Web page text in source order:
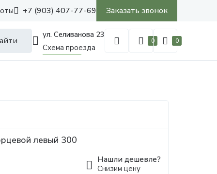
+7 (903) 407-77-69 Заказать звонок
ул. Селиванова 23
Схема проезда
0 0
левый 300
Нашли дешевле?
Снизим цену